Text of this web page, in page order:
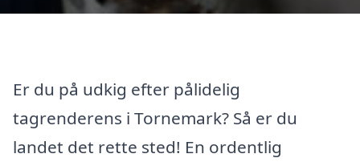
Er du på udkig efter pålidelig
tagrenderens i Tornemark? Så er du
landet det rette sted! En ordentlig